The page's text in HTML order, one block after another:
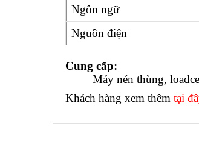
Ngôn ngữ
Nguồn điện
Cung cấp:
Máy nén thùng,
Khách hàng xem thêm tại